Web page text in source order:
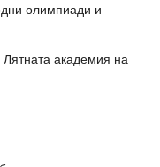
олимпиади и
Лятната академия на